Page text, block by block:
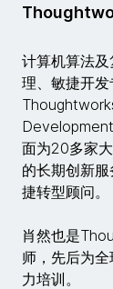
计算机算法
理、敏捷开
面为20多家
的长期创新
捷转型顾问。
肖然也是
师，先后为
力培训。